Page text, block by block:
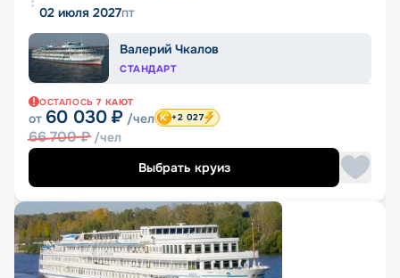
02 июля 2027пт
Валерий Чкалов
СТАНДАРТ
ОСТАЛОСЬ 7 КАЮТ
от 60 030 ₽ /чел
66 700₽ /чел
+2 027
Выбрать круиз